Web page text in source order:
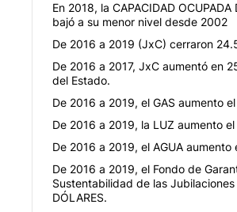
En 2018, la CAPACIDAD OCUPADA
bajó a su menor nivel desde 2002
De 2016 a 2019 (JxC) cerraron
De 2016 a 2017, JxC aumentó en
del Estado.
De 2016 a 2019, el GAS aumento
De 2016 a 2019, la LUZ aumento el
De 2016 a 2019, el AGUA aumento
De 2016 a 2019, el Fondo de
Sustentabilidad de las
DÓLARES.